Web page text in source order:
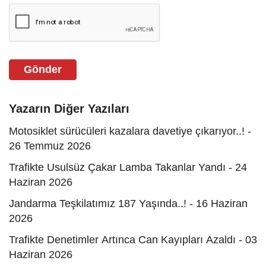
Gönder
Yazarın Diğer Yazıları
Motosiklet sürücüleri kazalara davetiye çıkarıyor..! -
26 Temmuz 2026
Trafikte Usulsüz Çakar Lamba Takanlar Yandı - 24
Haziran 2026
Jandarma Teşkilatımız 187 Yaşında..! - 16 Haziran
2026
Trafikte Denetimler Artınca Can Kayıpları Azaldı - 03
Haziran 2026